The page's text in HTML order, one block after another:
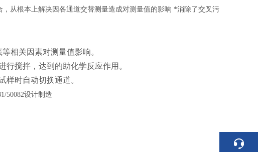
从根本上解决因各通道交替测量造成对测量值的影响 *消除了交叉污
相关因素对测量值影响。
搅拌，达到的助化学反应作用。
样时自动切换通道。
50082设计制造